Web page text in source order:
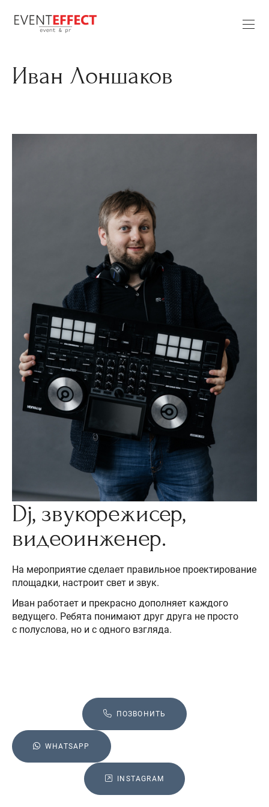
Иван Лоншаков
Dj, звукорежисер,
видеоинженер.
На мероприятие сделает правильное проектирование
площадки, настроит свет и звук.
Иван работает и прекрасно дополняет каждого
ведущего. Ребята понимают друг друга не просто
с полуслова, но и с одного взгляда.
ПОЗВОНИТЬ
WHATSAPP
INSTAGRAM